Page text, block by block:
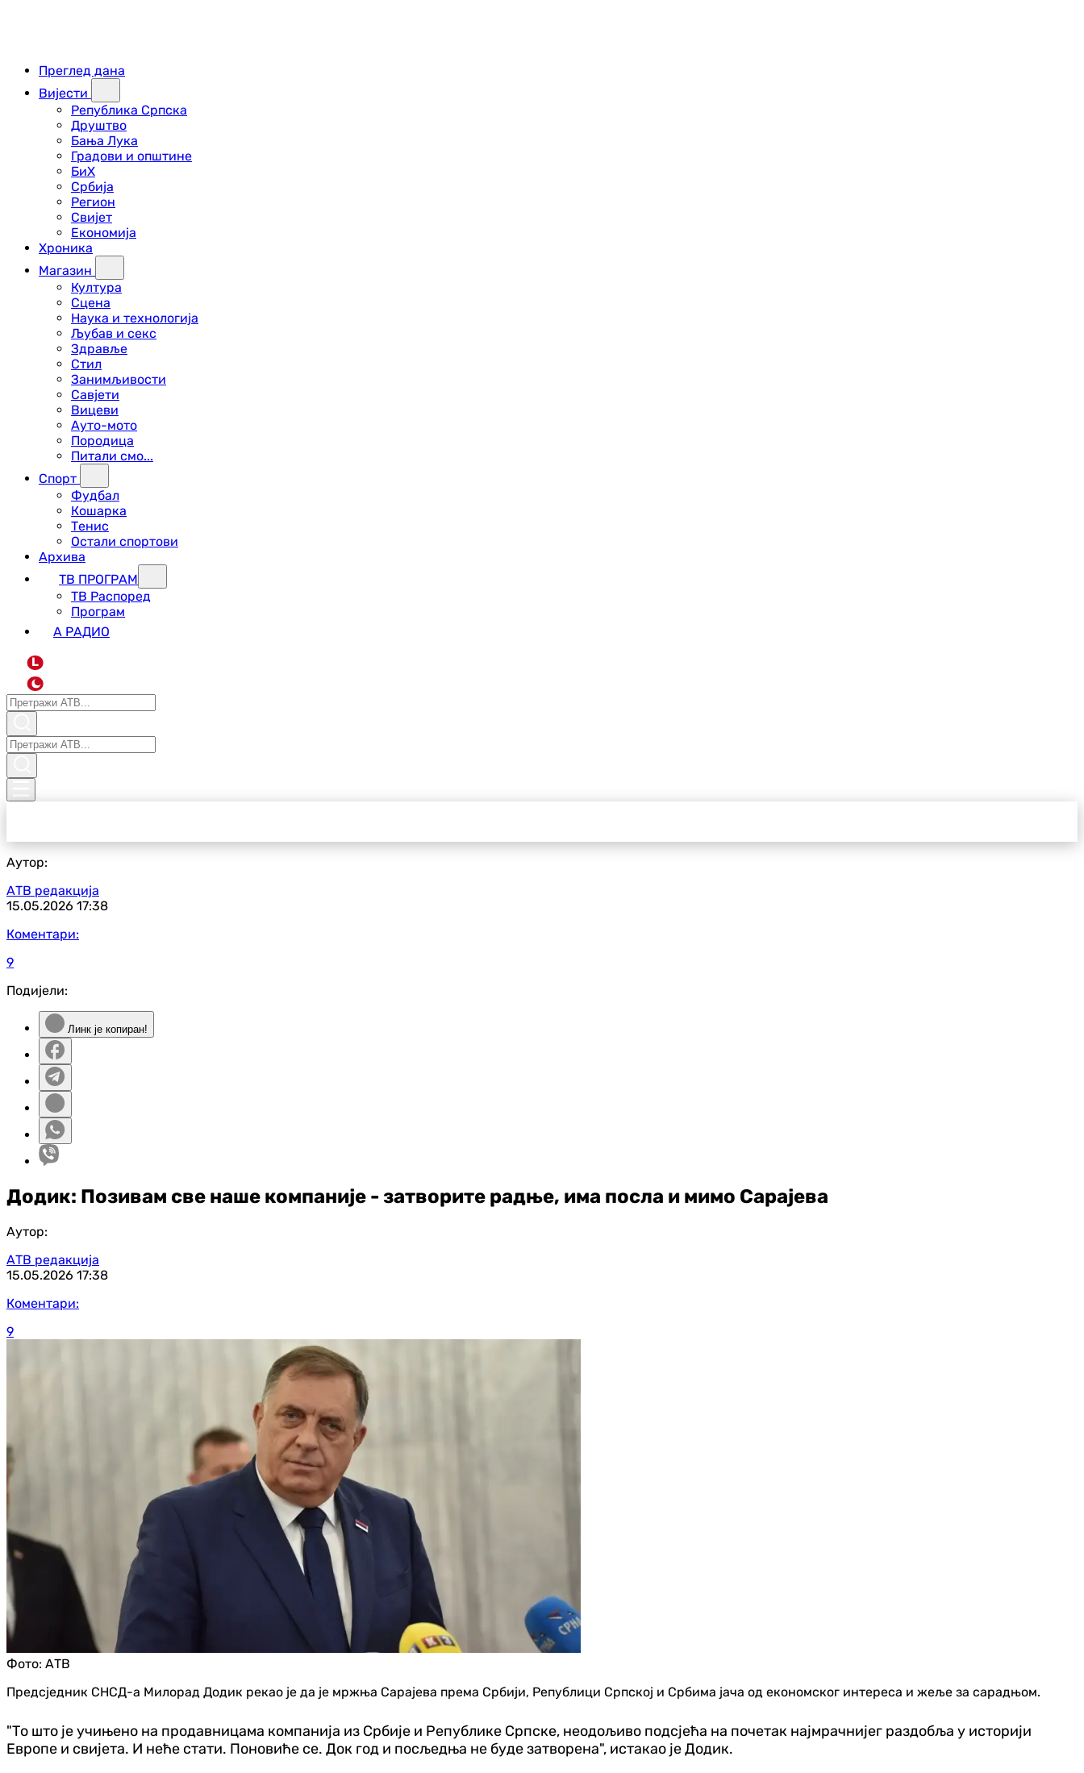
Преглед дана
Вијести
Република Српска
Друштво
Бања Лука
Градови и општине
БиХ
Србија
Регион
Свијет
Економија
Хроника
Магазин
Култура
Сцена
Наука и технологија
Љубав и секс
Здравље
Стил
Занимљивости
Савјети
Вицеви
Ауто-мото
Породица
Питали смо...
Спорт
Фудбал
Кошарка
Тенис
Остали спортови
Архива
ТВ ПРОГРАМ
ТВ Распоред
Програм
А РАДИО
L
Аутор:
АТВ редакција
15.05.2026 17:38
Коментари:
9
Подијели:
Линк је копиран!
Додик: Позивам све наше компаније - затворите радње, има посла и мимо Сарајева
Аутор:
АТВ редакција
15.05.2026 17:38
Коментари:
9
Фото: АТВ
Предсједник СНСД-а Милорад Додик рекао је да је мржња Сарајева према Србији, Републици Српској и Србима јача од економског интереса и жеље за сарадњом.
"То што је учињено на продавницама компанија из Србије и Републике Српске, неодољиво подсјећа на почетак најмрачнијег раздобља у историји
Европе и свијета. И неће стати. Поновиће се. Док год и посљедња не буде затворена", истакао је Додик.